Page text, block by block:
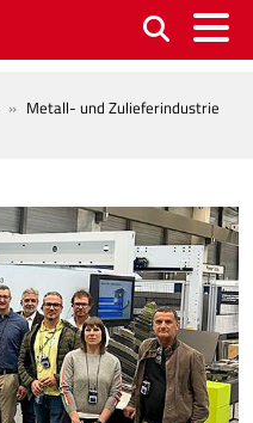
Metall- und Zulieferindustrie